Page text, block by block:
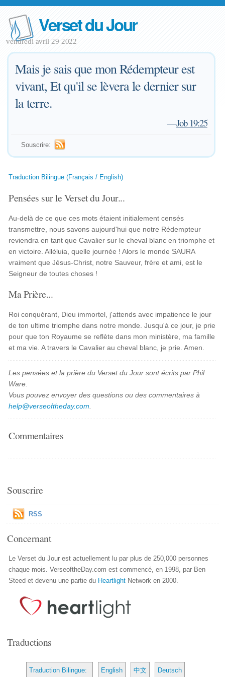
Verset du Jour
vendredi avril 29 2022
Mais je sais que mon Rédempteur est
vivant, Et qu'il se lèvera le dernier sur
la terre.
—Job 19:25
Souscrire:
Traduction Bilingue (Français / English)
Pensées sur le Verset du Jour...
Au-delà de ce que ces mots étaient initialement censés
transmettre, nous savons aujourd'hui que notre Rédempteur
reviendra en tant que Cavalier sur le cheval blanc en triomphe et
en victoire. Alléluia, quelle journée ! Alors le monde SAURA
vraiment que Jésus-Christ, notre Sauveur, frère et ami, est le
Seigneur de toutes choses !
Ma Prière...
Roi conquérant, Dieu immortel, j'attends avec impatience le jour
de ton ultime triomphe dans notre monde. Jusqu'à ce jour, je prie
pour que ton Royaume se reflète dans mon ministère, ma famille
et ma vie. A travers le Cavalier au cheval blanc, je prie. Amen.
Les pensées et la prière du Verset du Jour sont écrits par Phil
Ware.
Vous pouvez envoyer des questions ou des commentaires à
help@verseoftheday.com
Commentaires
Souscrire
RSS
Concernant
Le Verset du Jour est actuellement lu par plus de 250,000 personnes
chaque mois. VerseoftheDay.com est commencé, en 1998, par Ben
Steed et devenu une partie du Heartlight Network en 2000.
Traductions
Traduction Bilingue: English 中文 Deutsch